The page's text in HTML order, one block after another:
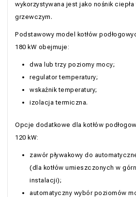
wykorzystywana jest jako nośnik
grzewczym.
Podstawowy model kotłów
180 kW obejmuje:
dwa lub trzy poziomy mocy;
regulator temperatury;
wskaźnik temperatury;
izolacja termiczna.
Opcje dodatkowe dla kotłów
120 kW:
zawór pływakowy do
(dla kotłów umieszczonych w
instalacji);
automatyczny wybór poziomów